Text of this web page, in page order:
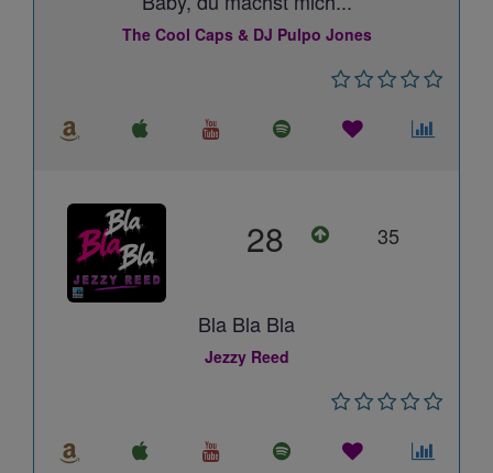
The Cool Caps & DJ Pulpo Jones
28 35
Bla Bla Bla
Jezzy Reed